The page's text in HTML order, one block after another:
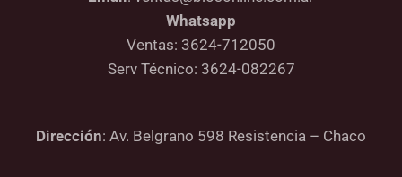
Whatsapp
Ventas: 3624-712050
Serv Técnico: 3624-082267
Dirección: Av. Belgrano 598 Resistencia – Chaco